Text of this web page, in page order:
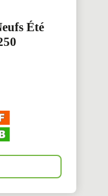
Été